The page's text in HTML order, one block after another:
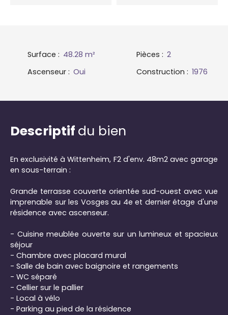
Surface : 48.28 m² Pièces : 2
Ascenseur : Oui Construction : 1976
Descriptif du bien
En exclusivité à Wittenheim, F2 d'env. 48m2 avec garage
en sous-terrain :
Grande terrasse couverte orientée sud-ouest avec vue
imprenable sur les Vosges au 4e et dernier étage d'une
résidence avec ascenseur.
- Cuisine meublée ouverte sur un lumineux et spacieux
séjour
- Chambre avec placard mural
- Salle de bain avec baignoire et rangements
- WC séparé
- Cellier sur le pallier
- Local à vélo
- Parking au pied de la résidence